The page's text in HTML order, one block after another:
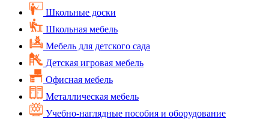
Школьные доски
Школьная мебель
Мебель для детского сада
Детская игровая мебель
Офисная мебель
Металлическая мебель
Учебно-наглядные пособия и оборудование